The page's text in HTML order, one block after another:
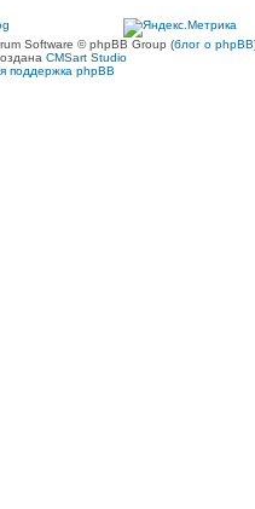
Software © phpBB Group (блог о phpBB
CMSart Studio
поддержка phpBB